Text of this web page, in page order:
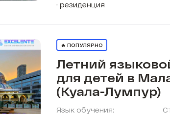
резиденция
🔥 ПОПУЛЯРНО
Летний
для детей в
(Куала-Лумпур)
Язык обучения: